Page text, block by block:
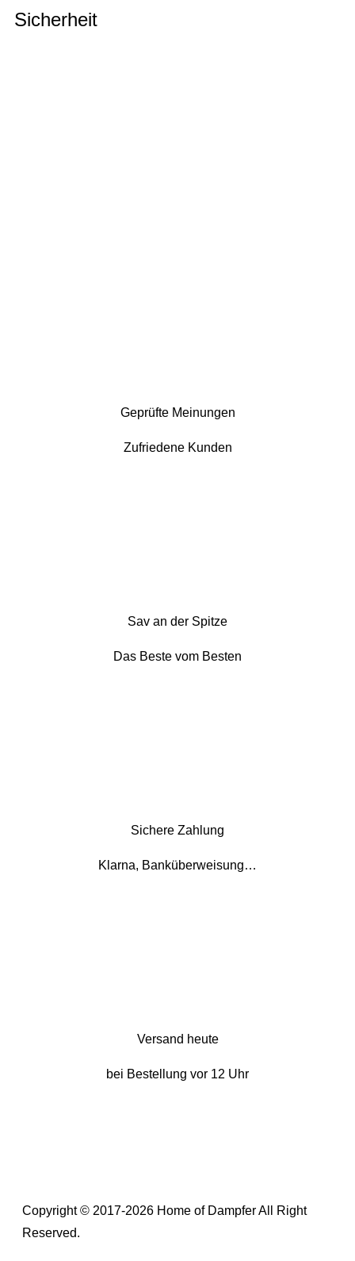
Sicherheit
Geprüfte Meinungen
Zufriedene Kunden
Sav an der Spitze
Das Beste vom Besten
Sichere Zahlung
Klarna, Banküberweisung…
Versand heute
bei Bestellung vor 12 Uhr
Copyright © 2017-2026 Home of Dampfer All Right
Reserved.